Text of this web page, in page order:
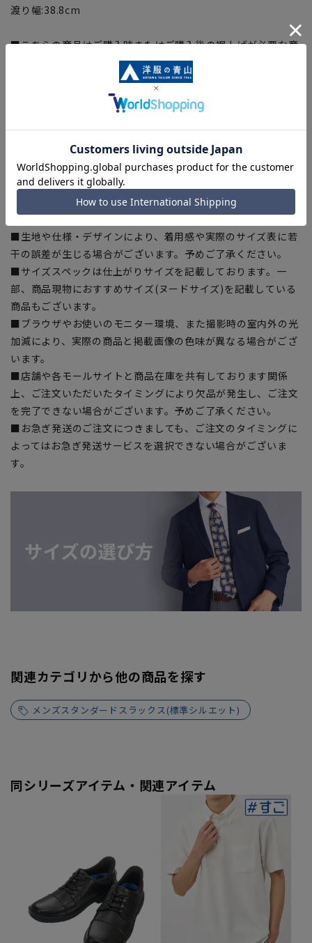
渡り幅:38.8cm
■こちらの商品はご購入時またはご購入後の裾上げが必要な商
品となります。裾上げテープは当サイトでご購入いただけま
SUSOTAPE010
※こちらの商品は在庫切れの場合がございます。
【商品に関するご注意】
■商品画像はサンプルのため、色味やサイズ等の仕様に変更が
ある場合がございますので、予めご了承ください。
■ゆとり感には個人差があります。サイズ表を確認の上、ご購
入の目安としてご利用ください。
■生地や仕様・デザインにより、着用感や実際のサイズ表に若
干の誤差が生じる場合がございます。予めご了承ください。
■サイズスペックは仕上がりサイズを記載しております。一
部、商品現物におすすめサイズ(ヌードサイズ)を記載している
商品もございます。
■ブラウザやお使いのモニター環境、また撮影時の室内外の光
加減により、実際の商品と掲載画像の色味が異なる場合がござ
います。
■店舗や各モールサイトと商品在庫を共有しております関係
上、ご注文いただいたタイミングにより欠品が発生し、ご注文
を完了できない場合がございます。予めご了承ください。
■お急ぎ発送のご注文につきましても、ご注文のタイミングに
よってはお急ぎ発送サービスを選択できない場合がございま
す。
関連カテゴリから他の商品を探す
メンズスタンダードスラックス(標準シルエット)
同シリーズアイテム・関連アイテム